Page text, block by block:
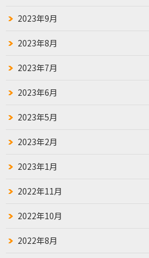
2023年9月
2023年8月
2023年7月
2023年6月
2023年5月
2023年2月
2023年1月
2022年11月
2022年10月
2022年8月